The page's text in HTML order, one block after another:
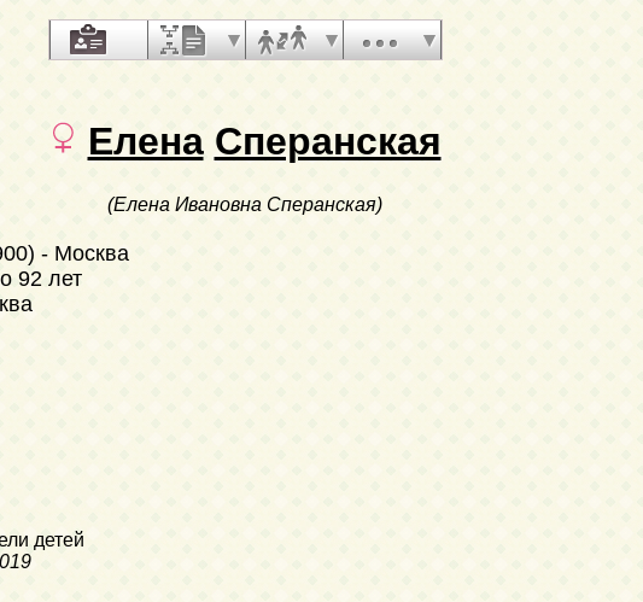
Елена Сперанская
(Елена Ивановна Сперанская)
- Москва
92 лет
детей